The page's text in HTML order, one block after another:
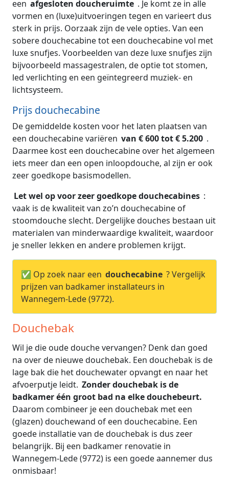
een afgesloten doucheruimte . Je komt ze in alle
vormen en (luxe)uitvoeringen tegen en varieert dus
sterk in prijs. Oorzaak zijn de vele opties. Van een
sobere douchecabine tot een douchecabine vol met
luxe snufjes. Voorbeelden van deze luxe snufjes zijn
bijvoorbeeld massagestralen, de optie tot stomen,
led verlichting en een geïntegreerd muziek- en
lichtsysteem.
Prijs douchecabine
De gemiddelde kosten voor het laten plaatsen van
een douchecabine variëren van € 600 tot € 5.200 .
Daarmee kost een douchecabine over het algemeen
iets meer dan een open inloopdouche, al zijn er ook
zeer goedkope basismodellen.
Let wel op voor zeer goedkope douchecabines :
vaak is de kwaliteit van zo’n douchecabine of
stoomdouche slecht. Dergelijke douches bestaan uit
materialen van minderwaardige kwaliteit, waardoor
je sneller lekken en andere problemen krijgt.
✅ Op zoek naar een douchecabine ? Vergelijk
prijzen van badkamer installateurs in
Wannegem-Lede (9772).
Douchebak
Wil je die oude douche vervangen? Denk dan goed
na over de nieuwe douchebak. Een douchebak is de
lage bak die het douchewater opvangt en naar het
afvoerputje leidt. Zonder douchebak is de
badkamer één groot bad na elke douchebeurt.
Daarom combineer je een douchebak met een
(glazen) douchewand of een douchecabine. Een
goede installatie van de douchebak is dus zeer
belangrijk. Bij een badkamer renovatie in
Wannegem-Lede (9772) is een goede aannemer dus
onmisbaar!